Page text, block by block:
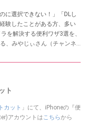
に選択できない！」「DLし
験したことがある方、多い
を解決する便利ワザ3選を、
、みやじぃさん（チャンネ
さい。
ト
カット 」にて、iPhoneの『便
しています。 X(旧twitter)アカウントはこちらから